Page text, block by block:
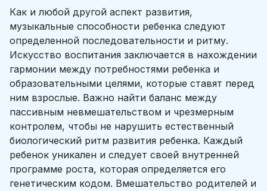
Как и любой другой аспект развития,
музыкальные способности ребенка следуют
определенной последовательности и ритму.
Искусство воспитания заключается в нахождении
гармонии между потребностями ребенка и
образовательными целями, которые ставят перед
ним взрослые. Важно найти баланс между
пассивным невмешательством и чрезмерным
контролем, чтобы не нарушить естественный
биологический ритм развития ребенка. Каждый
ребенок уникален и следует своей внутренней
программе роста, которая определяется его
генетическим кодом. Вмешательство родителей и